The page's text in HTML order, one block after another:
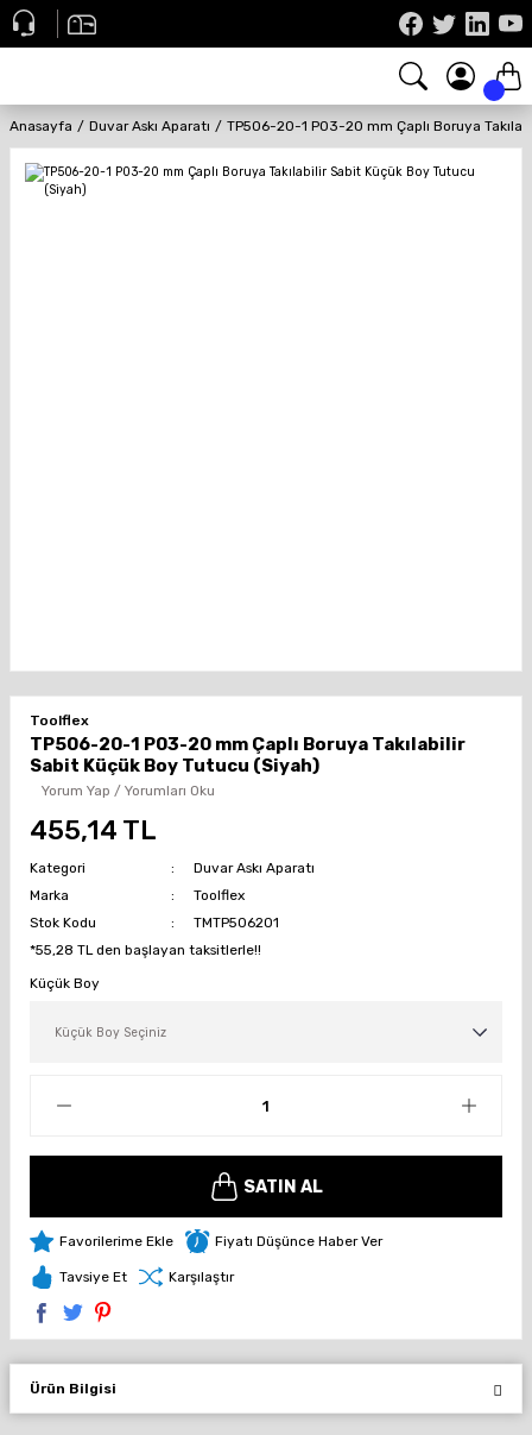
Anasayfa Duvar Askı Aparatı TP506-20-1 P03-20 mm Çaplı Boruya
Toolflex
TP506-20-1 P03-20 mm Çaplı Boruya Takılabilir
Sabit Küçük Boy Tutucu (Siyah)
Yorum Yap / Yorumları Oku
455,14 TL
Kategori
Duvar Askı Aparatı
Marka
Toolflex
Stok Kodu
TMTP506201
*55,28 TL den başlayan taksitlerle!!
Küçük Boy
SATIN AL
Fiyatı Düşünce Haber Ver
Tavsiye Et Karşılaştır
Ürün Bilgisi